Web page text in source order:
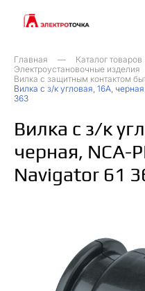
Главная
Каталог товаров
Электроустановочные изделия
Вилка с защитным контактом
Вилка с з/к угловая, 16А,
363
Вилка с з/к
черная, NCA-
Navigator 61